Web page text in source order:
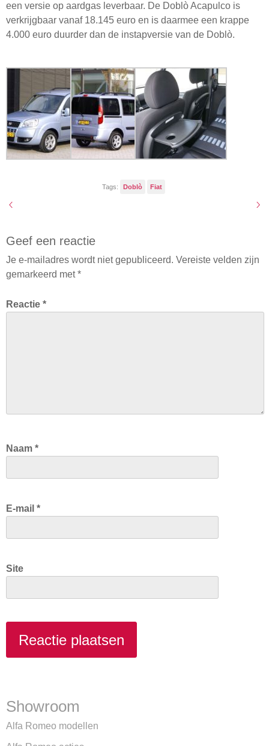
een versie op aardgas leverbaar. De Doblò Acapulco is
verkrijgbaar vanaf 18.145 euro en is daarmee een krappe
4.000 euro duurder dan de instapversie van de Doblò.
Tags: Doblò Fiat
Geef een reactie
Je e-mailadres wordt niet gepubliceerd. Vereiste velden zijn
gemarkeerd met*
Reactie *
Naam *
E-mail *
Site
Showroom
Alfa Romeo modellen